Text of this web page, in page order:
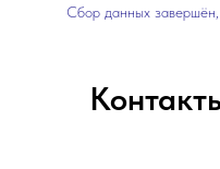
Сбор данных